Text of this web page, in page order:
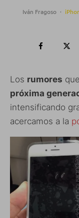
Iván Fragoso ·
Los rumores
próxima
intensificando
acercamos a la